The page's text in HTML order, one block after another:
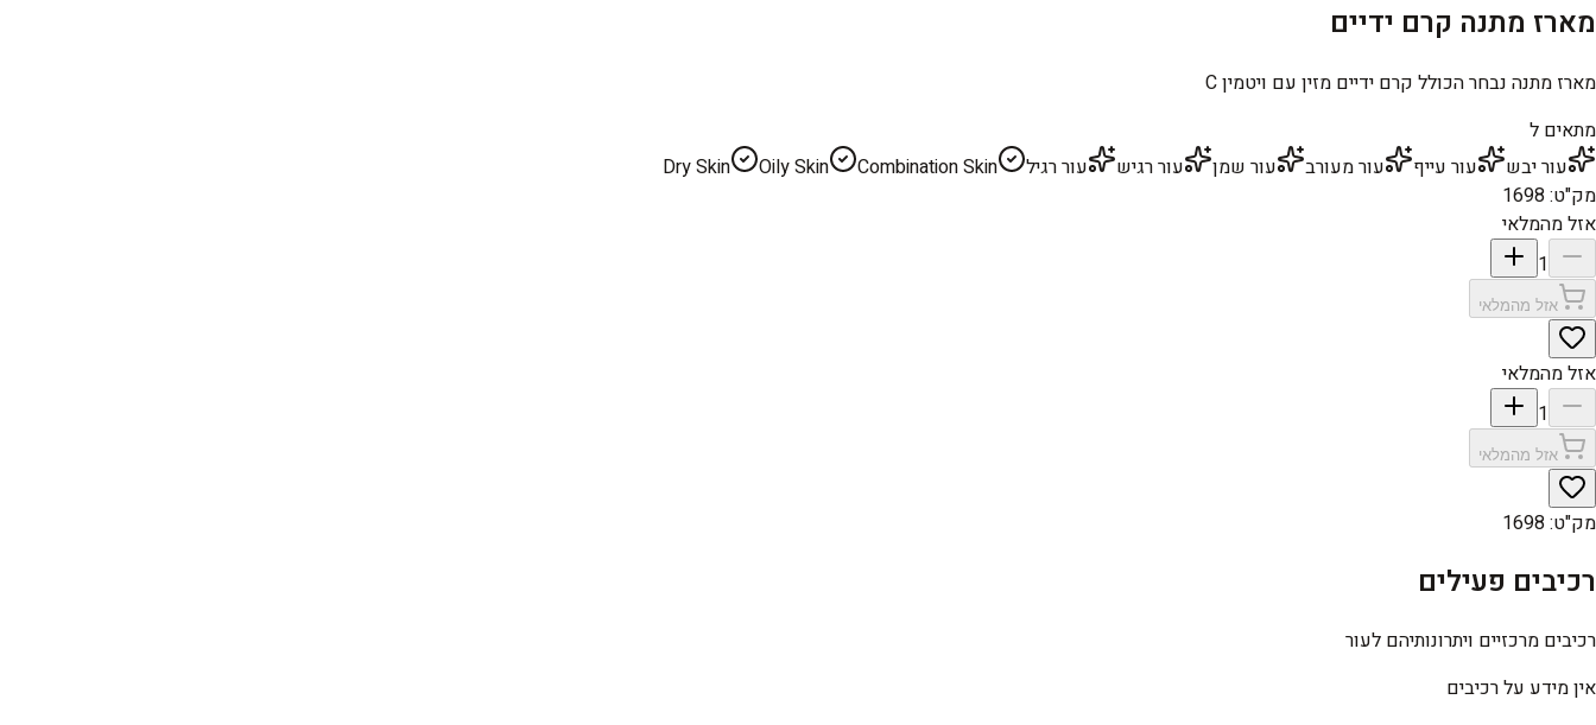
מארז מתנה קרם ידיים
מארז מתנה נבחר הכולל קרם ידיים מזין עם ויטמין C
מתאים ל
עור יבש
עור עייף עור מעורב עור שמן עור רגיש עור רגיל Dry Skin Oily Skin
Combination Skin
מק"ט:
1698
אזל מהמלאי
1
אזל מהמלאי
אזל מהמלאי
1
אזל מהמלאי
מק"ט:
1698
רכיבים פעילים
רכיבים מרכזיים ויתרונותיהם לעור
אין מידע על רכיבים